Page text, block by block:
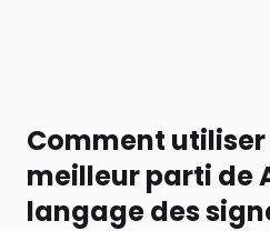
Comment
meilleur parti de
langage des